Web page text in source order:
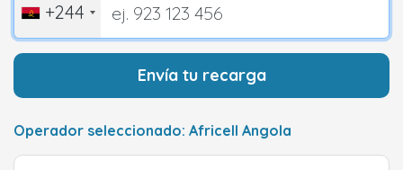
+244
Envía tu recarga
Operador seleccionado: Africell Angola